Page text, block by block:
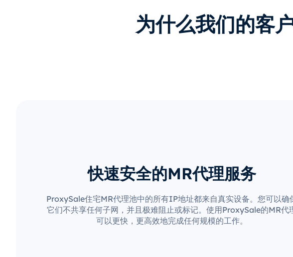
为什么我们的客
快速安全的MR代理服务
ProxySale住宅MR代理池中的所有IP地址都来自真实设备。您可以确
它们不共享任何子网，并且极难阻止或标记。使用ProxySale的MR代
可以更快，更高效地完成任何规模的工作。